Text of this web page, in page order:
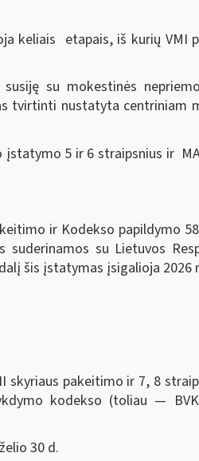
keliais etapais, iš kurių VMI
su mokestinės
tvirtinti nustatyta centriniam
5 ir 6 straipsnius ir
ir Kodekso papildymo
su Lietuvos
šis įstatymas įsigalioja 2026
pakeitimo ir 7, 8
kodekso (toliau —
30 d.